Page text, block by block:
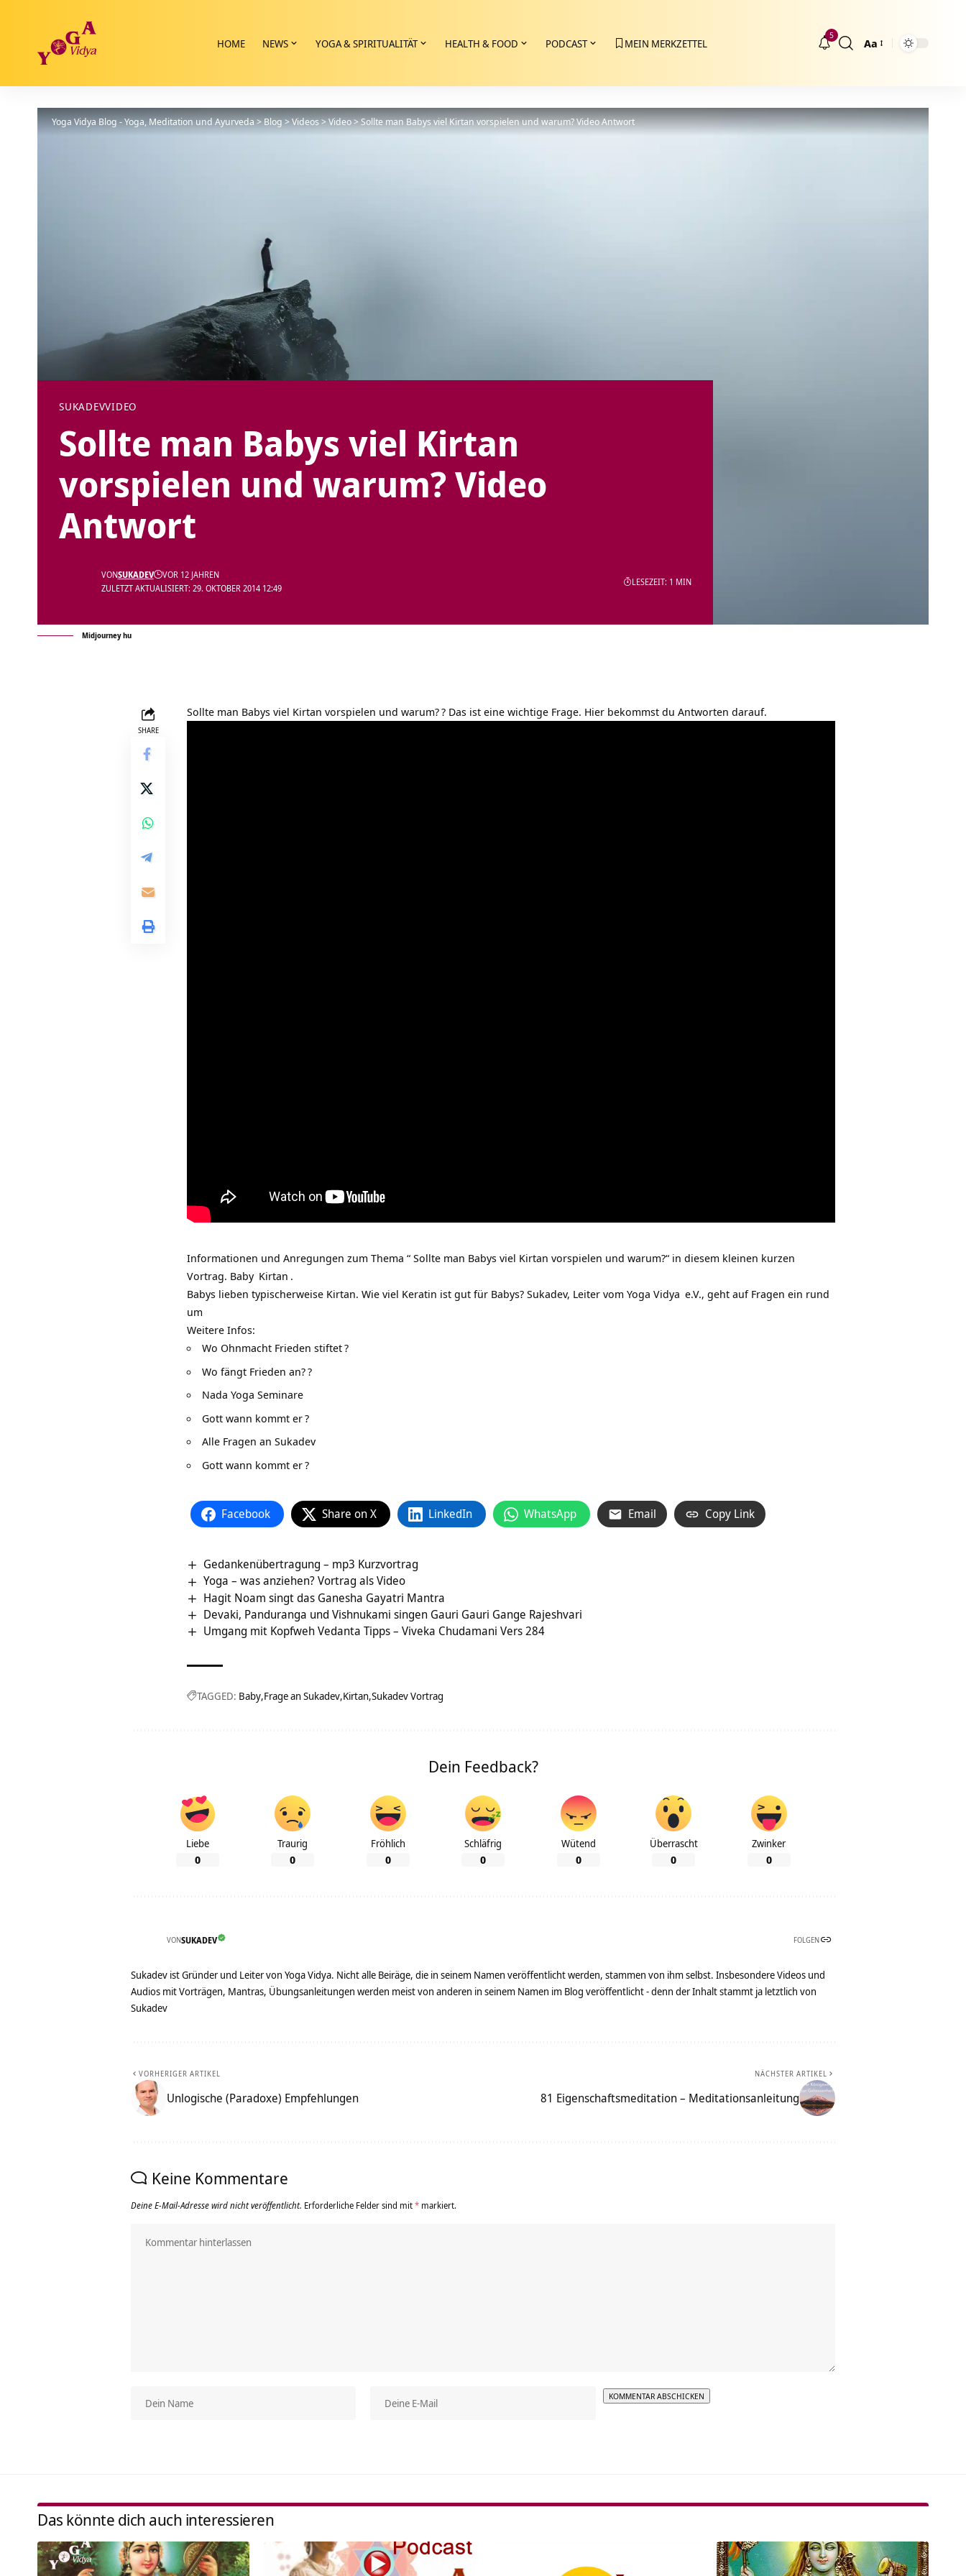
HOME NEWS YOGA & SPIRITUALITÄT HEALTH & FOOD PODCAST MEIN MERKZETTEL
5
Größenänderung
Aa
Yoga Vidya Blog - Yoga, Meditation und Ayurveda>Blog>Videos>Video>Sollte man Babys viel Kirtan vorspielen und warum? Video Antwort
SUKADEVVIDEO
Sollte man Babys viel Kirtan
vorspielen und warum? Video
Antwort
ZULETZT AKTUALISIERT: 29. OKTOBER 2014 12:49
VONSUKADEV VOR 12 JAHREN
LESEZEIT: 1 MIN
Midjourney hu
SHARE
Sollte man Babys viel Kirtan vorspielen und warum?? Das ist eine wichtige Frage. Hier bekommst du Antworten darauf.
Informationen und Anregungen zum Thema “ Sollte man Babys viel Kirtan vorspielen und warum?“ in diesem kleinen kurzen
Vortrag. Baby Kirtan .
Babys lieben typischerweise Kirtan. Wie viel Keratin ist gut für Babys? Sukadev, Leiter vom Yoga Vidya e.V., geht auf Fragen ein rund
um
Weitere Infos:
Wo Ohnmacht Frieden stiftet?
Wo fängt Frieden an??
Nada Yoga Seminare
Gott wann kommt er?
Alle Fragen an Sukadev
Gott wann kommt er?
Facebook Share on X LinkedIn WhatsApp Email Copy Link
Gedankenübertragung – mp3 Kurzvortrag
Yoga – was anziehen? Vortrag als Video
Hagit Noam singt das Ganesha Gayatri Mantra
Devaki, Panduranga und Vishnukami singen Gauri Gauri Gange Rajeshvari
Umgang mit Kopfweh Vedanta Tipps – Viveka Chudamani Vers 284
TAGGED: Baby Frage an Sukadev Kirtan Sukadev Vortrag
Dein Feedback?
Liebe
0
Traurig
0
Fröhlich
0
Schläfrig
0
Wütend
0
Überrascht
0
Zwinker
0
VONSUKADEV FOLGEN
Sukadev ist Gründer und Leiter von Yoga Vidya. Nicht alle Beiräge, die in seinem Namen veröffentlicht werden, stammen von ihm selbst. Insbesondere Videos und
Audios mit Vorträgen, Mantras, Übungsanleitungen werden meist von anderen in seinem Namen im Blog veröffentlicht - denn der Inhalt stammt ja letztlich von
Sukadev
VORHERIGER ARTIKEL
Unlogische (Paradoxe) Empfehlungen
NÄCHSTER ARTIKEL
81 Eigenschaftsmeditation – Meditationsanleitung
Keine Kommentare
Deine E-Mail-Adresse wird nicht veröffentlicht. Erforderliche Felder sind mit* markiert.
Das könnte dich auch interessieren